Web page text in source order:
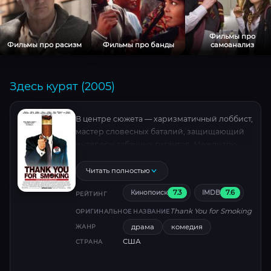
Фильмы про расизм Фильмы про банды
Фильмы про
самоанализ
Здесь курят (2005)
В центре сюжета — харизматичный лоббист,
мастер словесных баталий, защищающий
по цеху» он пытается быть примером для
сына, но баланс рушится, когда сенатор
объявляет войну курению, а журналистка
готова на всё ради сенсации. Ироничная
сатира с блистательным Аароном Экхартом .
Читать полностью
РЕЙТИНГ Кинопоиск 7.3 IMDB 7.6
ОРИГИНАЛЬНОЕ НАЗВАНИЕ Thank You for Smoking
ЖАНР драма комедия
СТРАНА США